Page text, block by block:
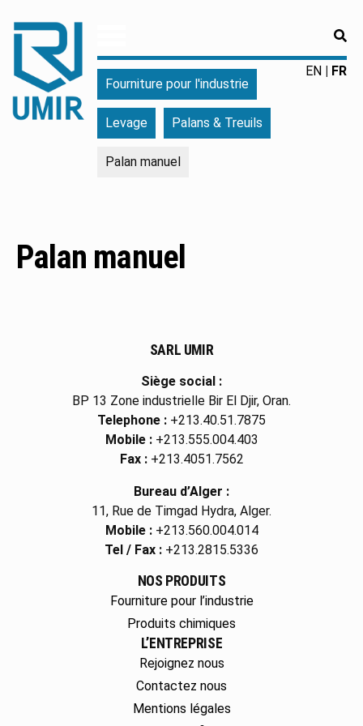
Fourniture
pour
l'industrie
chimiques
EN
FR
Fourniture pour l'industrie
Levage Palans & Treuils
Palan manuel
Palan manuel
SARL UMIR
Siège social :
BP 13 Zone industrielle Bir El Djir, Oran.
Telephone : +213.40.51.7875
Mobile :+213.555.004.403
Fax :+213.4051.7562
Bureau d’Alger :
11, Rue de Timgad Hydra, Alger.
Mobile :+213.560.004.014
Tel / Fax : +213.2815.5336
NOS PRODUITS
Fourniture pour l’industrie
Produits chimiques
L’ENTREPRISE
Rejoignez nous
Contactez nous
Mentions légales